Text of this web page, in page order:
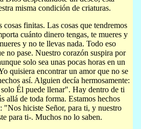
misma condición de criaturas.
finitas. Las cosas que tendremos
cuánto dinero tengas, te mueres y
y no te llevas nada. Todo eso
no pase. Nuestro corazón suspira por
solo sea unas pocas horas en un
quisiera encontrar un amor que no se
así. Alguien decía hermosamente:
Él puede llenar". Hay dentro de ti
allá de toda forma. Estamos hechos
"Nos hiciste Señor, para ti, y nuestro
para ti-. Muchos no lo saben.